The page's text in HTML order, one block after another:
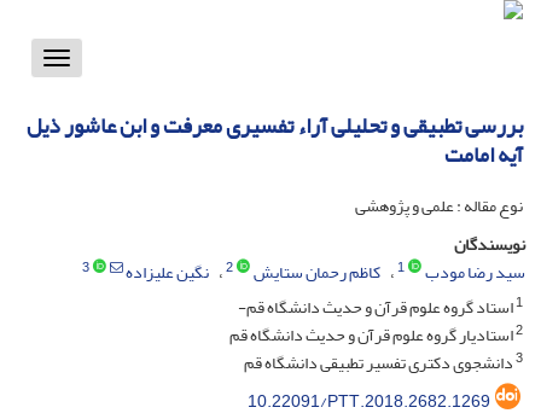
Toggle
بررسی تطبیقی و تحلیلی آراء تفسیری معرفت و ابن عاشور ذیل
آیه امامت
نوع مقاله : علمی و پژوهشی
نویسندگان
سید رضا مودب
1 کاظم رحمان ستایش 2 نگین علیزاده
3
1استاد گروه علوم قرآن و حدیث دانشگاه قم-
2استادیار گروه علوم قرآن و حدیث دانشگاه قم
3دانشجوی دکتری تفسیر تطبیقی دانشگاه قم
10.22091/PTT.2018.2682.1269